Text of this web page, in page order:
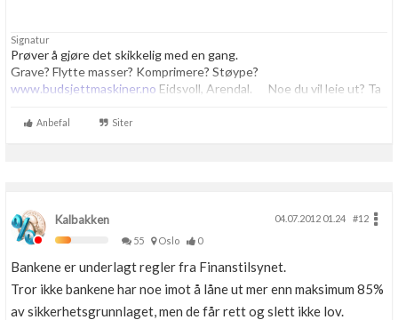
Signatur
Prøver å gjøre det skikkelig med en gang.
Grave? Flytte masser? Komprimere? Støype?
www.budsjettmaskiner.no Eidsvoll, Arendal. Noe du vil leie ut? Ta
Anbefal Siter
Kalbakken 04.07.2012 01.24
#12
55
Oslo 0
Bankene er underlagt regler fra Finanstilsynet.
Tror ikke bankene har noe imot å låne ut mer enn maksimum 85%
av sikkerhetsgrunnlaget, men de får rett og slett ikke lov.